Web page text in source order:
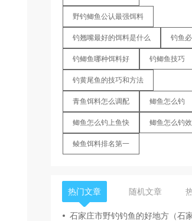
野钓鲫鱼公认最强饵料
钓翘嘴最好的饵料是什么 钓鱼
钓鲫鱼哪种饵料好 钓鲫鱼技巧
钓黄尾鱼的技巧和方法
青鱼饵料怎么调配 鲫鱼怎么钓
鲫鱼怎么钓上鱼快 鲫鱼怎么钓
鲮鱼饵料排名第一
热门文章 随机文章